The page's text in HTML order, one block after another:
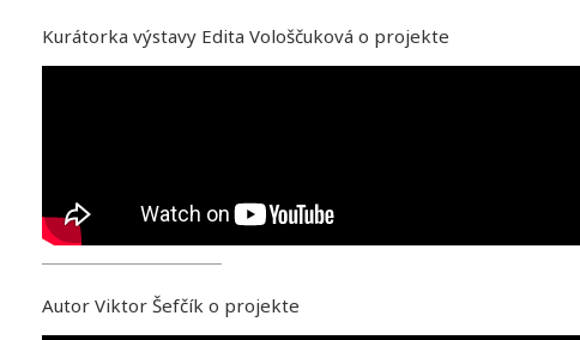
Kurátorka výstavy Edita Vološčuková o projekte
Autor Viktor Šefčík o projekte